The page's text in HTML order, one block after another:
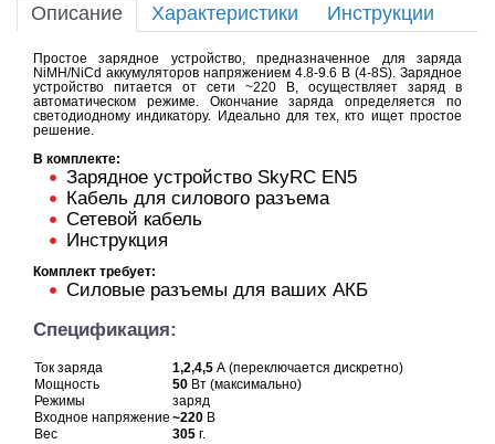
Оптовая продажа запчастей для моделей
Описание Характеристики Инструкции
Простое зарядное устройство, предназначенное для заряда
NiMH/NiCd аккумуляторов напряжением 4.8-9.6 В (4-8S). Зарядное
устройство питается от сети ~220 В, осуществляет заряд в
автоматическом режиме. Окончание заряда определяется по
светодиодному индикатору. Идеально для тех, кто ищет простое
решение.
В комплекте:
Зарядное устройство SkyRC EN5
Кабель для силового разъема
Сетевой кабель
Инструкция
Комплект требует:
Силовые разъемы для ваших АКБ
Спецификация:
Ток заряда 1,2,4,5 А (переключается дискретно)
Мощность
50 Вт (максимально)
Режимы
заряд
Входное напряжение ~220 В
Вес
305 г.